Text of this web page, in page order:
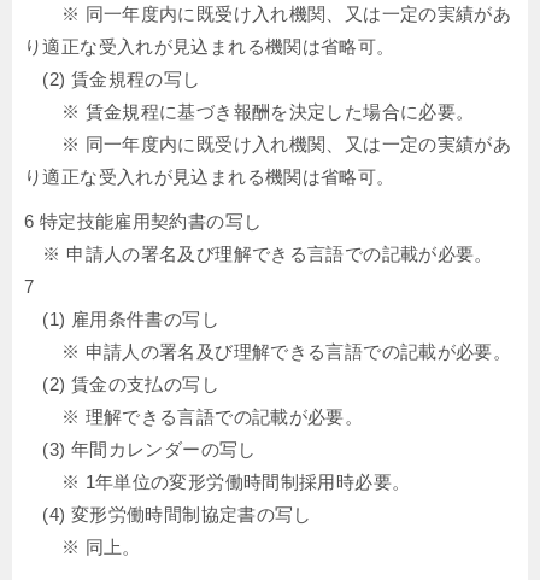
※ 同一年度内に既受け入れ機関、又は一定の実績があ
り適正な受入れが見込まれる機関は省略可。
(2) 賃金規程の写し
※ 賃金規程に基づき報酬を決定した場合に必要。
※ 同一年度内に既受け入れ機関、又は一定の実績があ
り適正な受入れが見込まれる機関は省略可。
6 特定技能雇用契約書の写し
※ 申請人の署名及び理解できる言語での記載が必要。
7
(1) 雇用条件書の写し
※ 申請人の署名及び理解できる言語での記載が必要。
(2) 賃金の支払の写し
※ 理解できる言語での記載が必要。
(3) 年間カレンダーの写し
※ 1年単位の変形労働時間制採用時必要。
(4) 変形労働時間制協定書の写し
※ 同上。